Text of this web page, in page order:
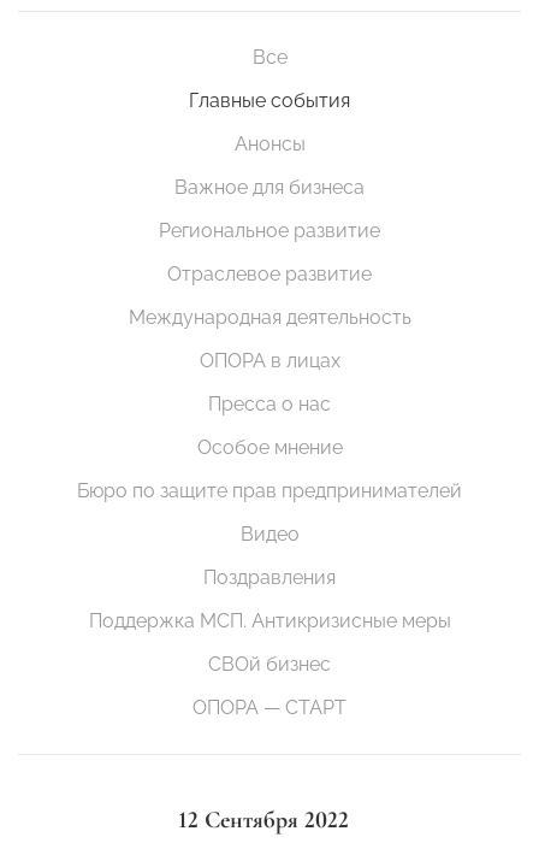
Все
Главные события
Анонсы
Важное для бизнеса
Региональное развитие
Отраслевое развитие
Международная деятельность
ОПОРА в лицах
Пресса о нас
Особое мнение
Бюро по защите прав предпринимателей
Видео
Поздравления
Поддержка МСП. Антикризисные меры
СВОй бизнес
ОПОРА — СТАРТ
12 Сентября 2022